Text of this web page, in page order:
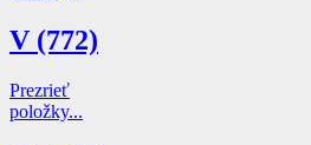
V (772)
Prezrieť
položky...